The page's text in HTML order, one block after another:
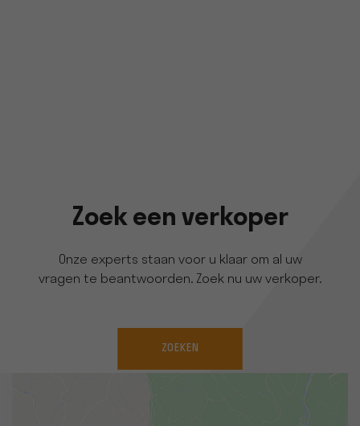
Zoek een verkoper
Onze experts staan voor u klaar om al uw
vragen te beantwoorden. Zoek nu uw verkoper.
ZOEKEN